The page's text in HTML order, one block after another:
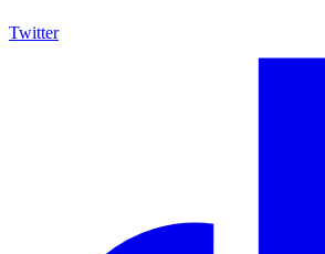
Twitter